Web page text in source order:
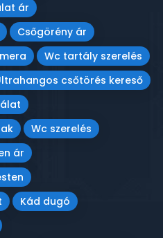
ár
Csőgörény ár
Wc tartály szerelés
csőtörés kereső
Wc szerelés
ár
Kád dugó